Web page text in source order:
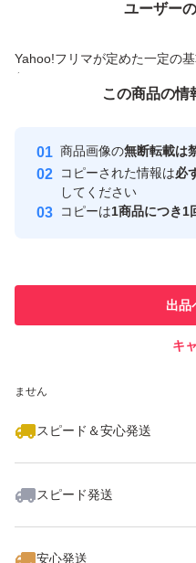
ユーザー
Yahoo!フリマが定めた一定の
付与しています
安心取引出品者
取引実績
ません
スピード＆安心発送
スピード発送
安心発送
価格の相談
この商品の情
商品画像の無断転載は
コピーされた情報は必
してください
コピーは1商品につき1
出品
キ
この商品をみている人にオ